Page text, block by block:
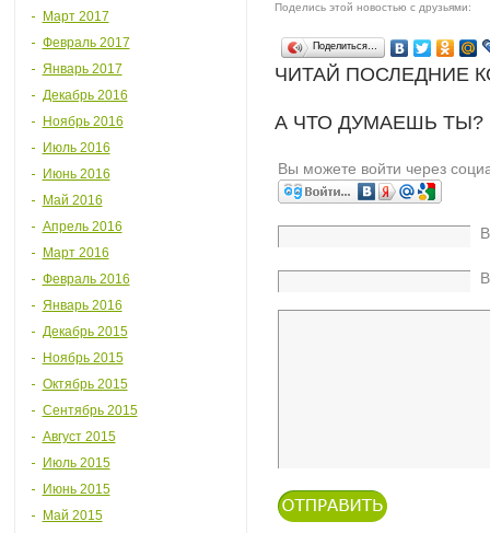
Март 2017
Февраль 2017
Январь 2017
Декабрь 2016
Ноябрь 2016
Июль 2016
Июнь 2016
Май 2016
Апрель 2016
Март 2016
Февраль 2016
Январь 2016
Декабрь 2015
Ноябрь 2015
Октябрь 2015
Сентябрь 2015
Август 2015
Июль 2015
Июнь 2015
Май 2015
Поделись этой новостью с друзьями:
Поделиться…
ЧИТАЙ ПОСЛЕДНИЕ
А ЧТО ДУМАЕШЬ
Вы можете войти через